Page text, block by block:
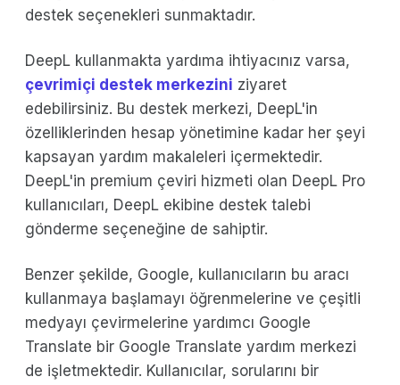
destek seçenekleri sunmaktadır.
DeepL kullanmakta yardıma ihtiyacınız varsa,
çevrimiçi destek merkezini ziyaret
edebilirsiniz. Bu destek merkezi, DeepL'in
özelliklerinden hesap yönetimine kadar her şeyi
kapsayan yardım makaleleri içermektedir.
DeepL'in premium çeviri hizmeti olan DeepL Pro
kullanıcıları, DeepL ekibine destek talebi
gönderme seçeneğine de sahiptir.
Benzer şekilde, Google, kullanıcıların bu aracı
kullanmaya başlamayı öğrenmelerine ve çeşitli
medyayı çevirmelerine yardımcı Google
Translate bir Google Translate yardım merkezi
de işletmektedir. Kullanıcılar, sorularını bir